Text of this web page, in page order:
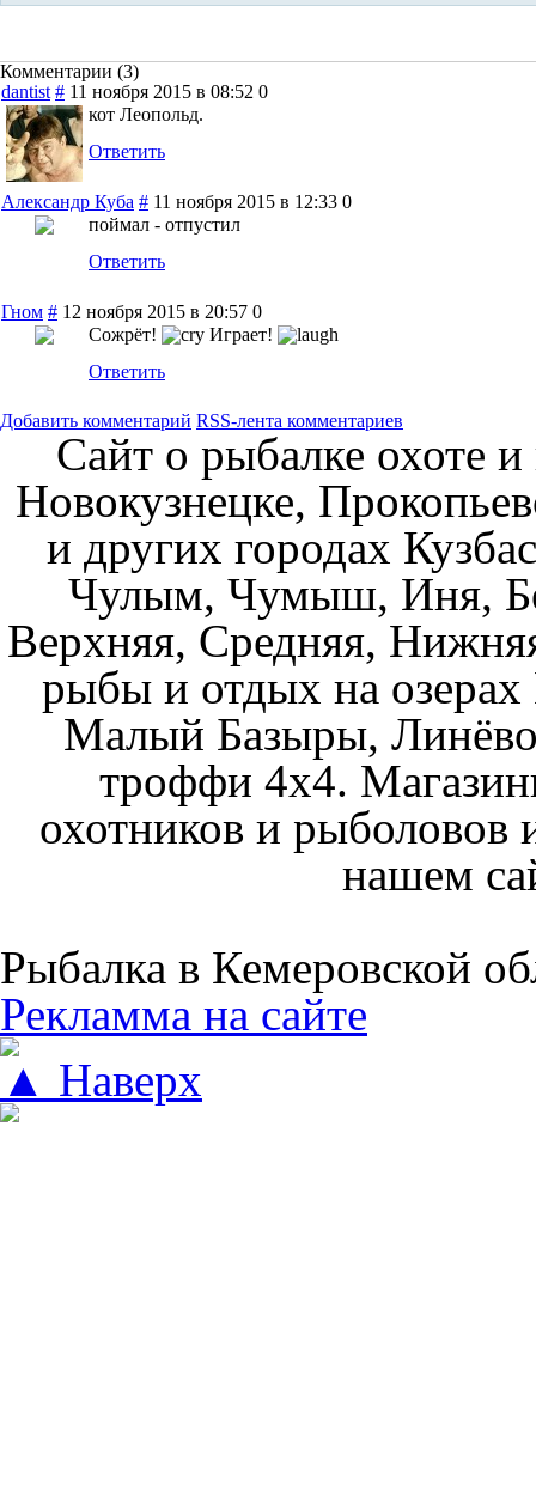
Комментарии (3)
dantist # 11 ноября 2015 в 08:52 0
кот Леопольд.
Ответить
Александр Куба # 11 ноября 2015 в 12:33 0
поймал - отпустил
Ответить
Гном # 12 ноября 2015 в 20:57 0
Сожрёт!
Играет!
Ответить
Добавить комментарий RSS-лента комментариев
Сайт о рыбалке охоте
Новокузнецке,
и других городах
Чулым, Чумыш, Иня,
Верхняя, Средняя,
рыбы и отдых на
Малый Базыры,
троффи 4х4.
охотников и рыболовов
нашем
Рыбалка в Кемеровской
Рекламма на сайте
▲ Наверх